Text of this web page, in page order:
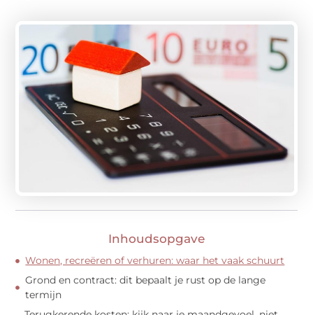
Inhoudsopgave
Wonen, recreëren of verhuren: waar het vaak schuurt
Grond en contract: dit bepaalt je rust op de lange
termijn